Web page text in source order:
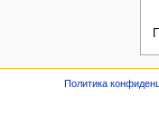
Политика